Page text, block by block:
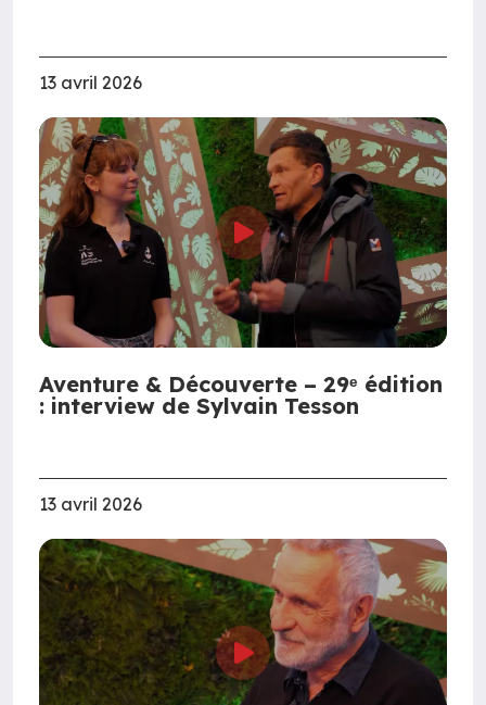
13 avril 2026
Aventure & Découverte – 29ᵉ édition
: interview de Sylvain Tesson
13 avril 2026